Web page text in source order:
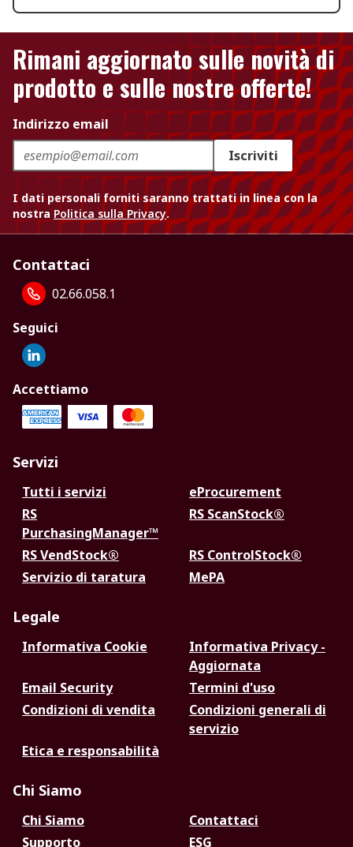
Rimani aggiornato sulle novità di
prodotto e sulle nostre offerte!
Indirizzo email
Iscriviti
I dati personali forniti saranno trattati in linea con la
nostra Politica sulla Privacy.
Contattaci
02.66.058.1
Seguici
Accettiamo
Servizi
Tutti i servizi
eProcurement
RS
PurchasingManager™
RS ScanStock®
RS VendStock®
RS ControlStock®
Servizio di taratura
MePA
Legale
Informativa Cookie
Informativa Privacy -
Aggiornata
Email Security
Termini d'uso
Condizioni di vendita
Condizioni generali di
servizio
Etica e responsabilità
Chi Siamo
Chi Siamo
Contattaci
Supporto
ESG